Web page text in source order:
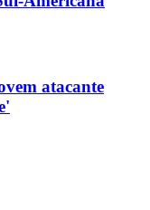
atacante